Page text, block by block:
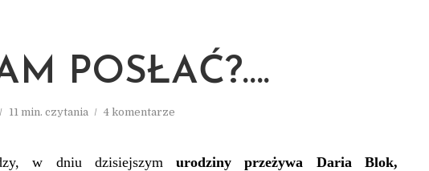
POSŁAĆ?….
11 min. czytania 4 komentarze
w dniu dzisiejszymurodziny przeżywa Daria Blok,